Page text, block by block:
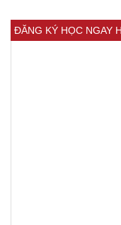
ĐĂNG KÝ HỌC NGAY